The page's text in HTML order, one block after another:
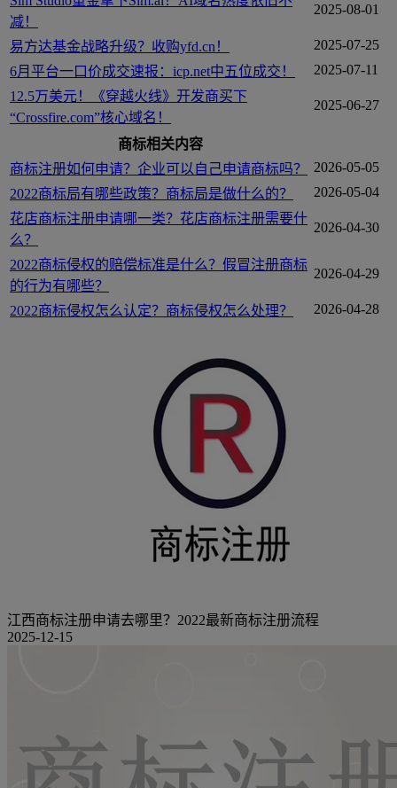
减！
2025-08-01
易方达基金战略升级？收购yfd.cn！
2025-07-25
6月平台一口价成交速报：icp.net中五位成交！
2025-07-11
12.5万美元！《穿越火线》开发商买下
“Crossfire.com”核心域名！
2025-06-27
商标相关内容
商标注册如何申请？企业可以自己申请商标吗？
2026-05-05
2022商标局有哪些政策？商标局是做什么的？
2026-05-04
花店商标注册申请哪一类？花店商标注册需要什
么？
2026-04-30
2022商标侵权的赔偿标准是什么？假冒注册商标
的行为有哪些？
2026-04-29
2022商标侵权怎么认定？商标侵权怎么处理？ 2026-04-28
江西商标注册申请去哪里？2022最新商标注册流程
2025-12-15